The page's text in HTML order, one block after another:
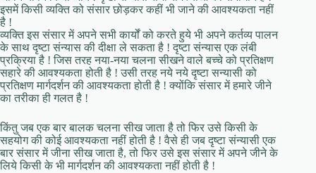
इसमें किसी व्यक्ति को संसार छोड़कर कहीं भी जाने की आवश्यकता नहीं
है !
व्यक्ति इस संसार में अपने सभी कार्यों को करते हुये भी अपने कर्तव्य पालन
के साथ दृष्टा संन्यास की दीक्षा ले सकता है ! दृष्टा संन्यास एक लंबी
प्रक्रिया है ! जिस तरह नया-नया चलना सीखने वाले बच्चे को प्रतिक्षण
सहारे की आवश्यकता होती है ! उसी तरह नये नये दृष्टा सन्यासी को
प्रतिक्षण मार्गदर्शन की आवश्यकता होती है ! क्योंकि संसार में हमारे जीने
का तरीका ही गलत है !
किंतु जब एक बार बालक चलना सीख जाता है तो फिर उसे किसी के
सहयोग की कोई आवश्यकता नहीं होती है ! वैसे ही जब दृष्टा संन्यासी एक
बार संसार में जीना सीख जाता है, तो फिर उसे इस संसार में अपने जीने के
लिये किसी के भी मार्गदर्शन की आवश्यकता नहीं होती है !